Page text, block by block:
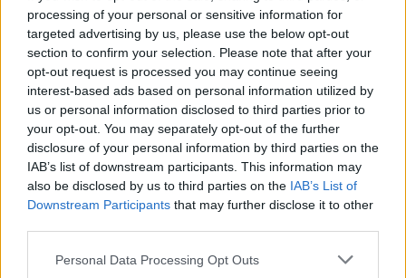
processing of your personal or sensitive information for
targeted advertising by us, please use the below opt-out
section to confirm your selection. Please note that after your
opt-out request is processed you may continue seeing
interest-based ads based on personal information utilized by
us or personal information disclosed to third parties prior to
your opt-out. You may separately opt-out of the further
disclosure of your personal information by third parties on the
IAB’s list of downstream participants. This information may
also be disclosed by us to third parties on the IAB’s List of
Downstream Participants that may further disclose it to other
Personal Data Processing Opt Outs
έχουν, τελικά, οι άνθρωποι που φροντίζουν
την ψυχική τους υγεία, θέτουν τους δικούς
τους κανόνες, τα δικά τους όρια και σέβονται
τις ανάγκες τους πρώτα και κύρια. Γι’ αυτό αν
νιώσεις κουρασμένη από όλες τις εορταστικές
απαιτήσεις, διεκδίκησε την ηρεμία σου, μείνε
σπίτι όσο χρειάζεσαι, και καλωσόρισε τη νέα
χρονιά με όποιον τρόπο εσύ επιθυμείς!